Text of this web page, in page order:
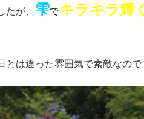
たが、 雫でキラキラ輝く
とは違った雰囲気で素敵なので